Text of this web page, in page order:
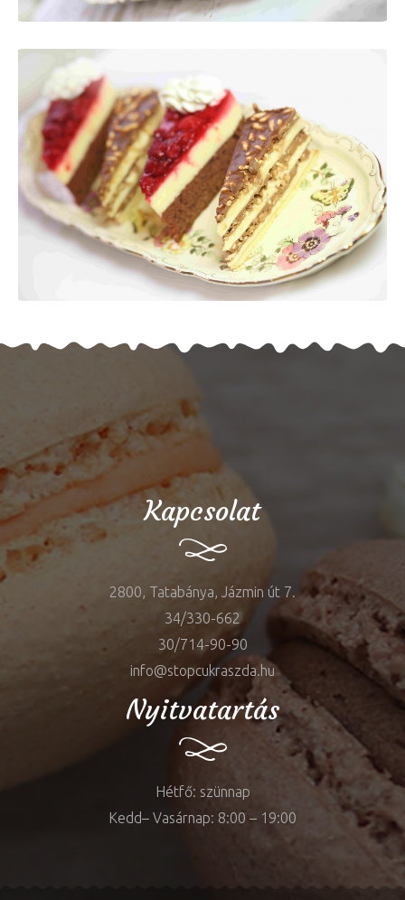
Kapcsolat
2800, Tatabánya, Jázmin út 7.
34/330-662
30/714-90-90
info@stopcukraszda.hu
Nyitvatartás
Hétfő: szünnap
Kedd– Vasárnap: 8:00 – 19:00